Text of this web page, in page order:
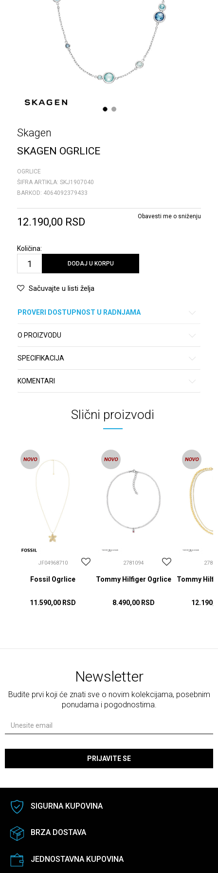
1 2
Skagen
SKAGEN OGRLICE
OGRLICE
ŠIFRA ARTIKLA: SKJ1907040
BARKOD: 4064092379433
12.190,00 RSD Obavesti me o sniženju
Količina:
DODAJ U KORPU
Sačuvajte u listi želja
PROVERI DOSTUPNOST U RADNJAMA
O PROIZVODU
SPECIFIKACIJA
KOMENTARI
Slični proizvodi
JF04968710
Fossil Ogrlice
11.590,00 RSD
2781094
Tommy Hilfiger Ogrlice
8.490,00 RSD
Tommy
Newsletter
Budite prvi koji će znati sve o novim kolekcijama, posebnim
ponudama i pogodnostima.
PRIJAVITE SE
SIGURNA KUPOVINA
BRZA DOSTAVA
JEDNOSTAVNA KUPOVINA